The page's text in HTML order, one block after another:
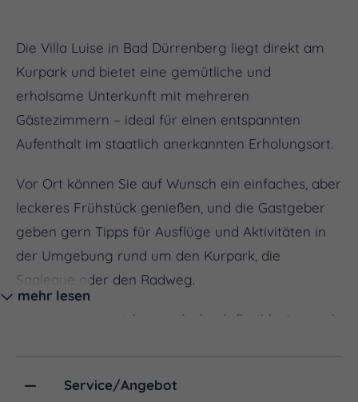
Die Villa Luise in Bad Dürrenberg liegt direkt am
Kurpark und bietet eine gemütliche und
erholsame Unterkunft mit mehreren
Gästezimmern – ideal für einen entspannten
Aufenthalt im staatlich anerkannten Erholungsort.
Vor Ort können Sie auf Wunsch ein einfaches, aber
leckeres Frühstück genießen, und die Gastgeber
geben gern Tipps für Ausflüge und Aktivitäten in
der Umgebung rund um den Kurpark, die
Saaleaue oder den Radweg.
Die Villa Luise zeichnet sich durch flexible An- und
Stunden vor Anreise.
mehr lesen
Service/Angebot